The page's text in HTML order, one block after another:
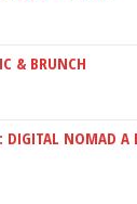
& BRUNCH
DIGITAL NOMAD A